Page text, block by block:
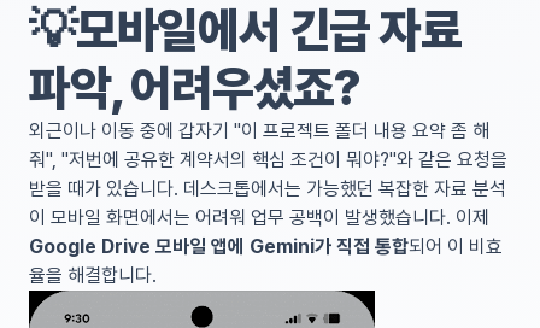
💡모바일에서 긴급 자료
파악, 어려우셨죠?
외근이나 이동 중에 갑자기 "이 프로젝트 폴더 내용 요약 좀 해
줘", "저번에 공유한 계약서의 핵심 조건이 뭐야?"와 같은 요청을
받을 때가 있습니다. 데스크톱에서는 가능했던 복잡한 자료 분석
이 모바일 화면에서는 어려워 업무 공백이 발생했습니다. 이제
Google Drive 모바일 앱에 Gemini가 직접 통합되어 이 비효
율을 해결합니다.